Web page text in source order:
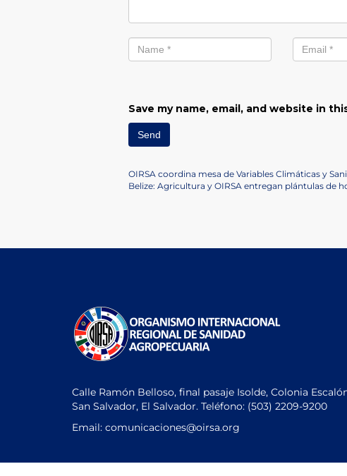
Save my name, email, and website in
Post
Previous
Post
OIRSA coordina mesa de Variables Climáticas y
Next
Belize: Agricultura y OIRSA entregan plántulas de
Calle Ramón Belloso, final pasaje Isolde, Colonia
San Salvador, El Salvador. Teléfono: (503) 2209-9200
Email: comunicaciones@oirsa.org